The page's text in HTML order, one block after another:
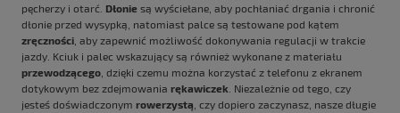
pęcherzy i otarć. Dłonie są wyściełane, aby pochłaniać drgania i chronić
dłonie przed wysypką, natomiast palce są testowane pod kątem
zręczności , aby zapewnić możliwość dokonywania regulacji w trakcie
jazdy. Kciuk i palec wskazujący są również wykonane z materiału
przewodzącego , dzięki czemu można korzystać z telefonu z ekranem
dotykowym bez zdejmowania rękawiczek . Niezależnie od tego, czy
jesteś doświadczonym rowerzystą , czy dopiero zaczynasz, nasze długie